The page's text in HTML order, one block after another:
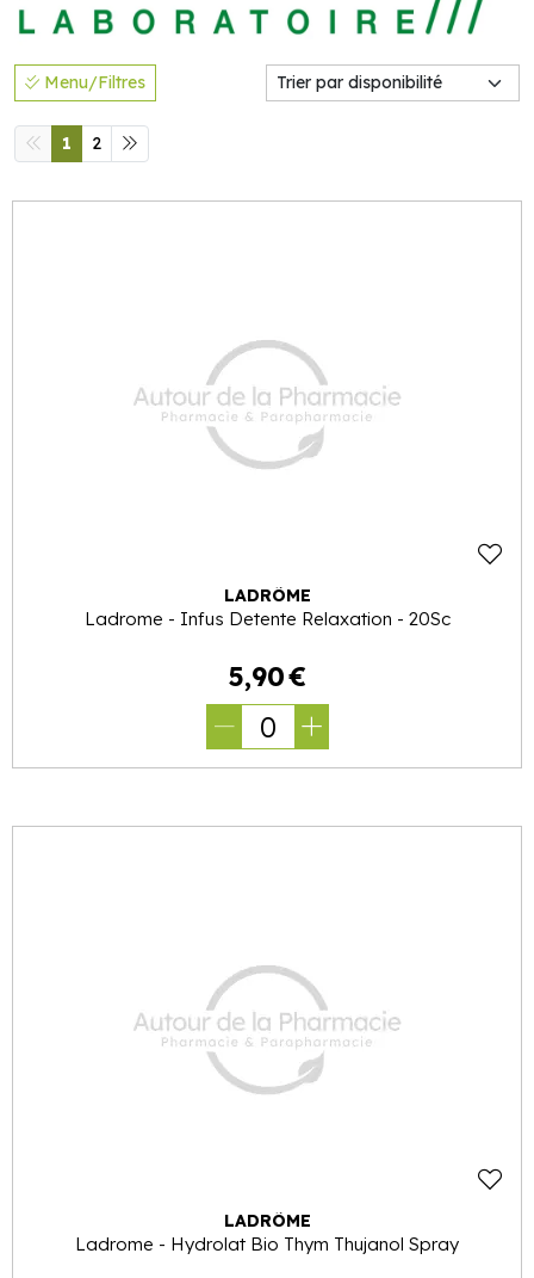
Menu/Filtres
1 2
LADRÔME
Ladrome - Infus Detente Relaxation - 20Sc
5,90€
0
LADRÔME
Ladrome - Hydrolat Bio Thym Thujanol Spray